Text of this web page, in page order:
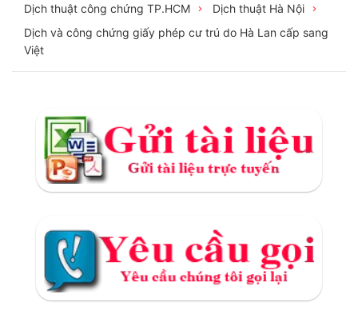
Dịch thuật công chứng TP.HCM
Dịch thuật Hà Nội
Dịch và công chứng giấy phép cư trú do Hà Lan cấp sang
Việt